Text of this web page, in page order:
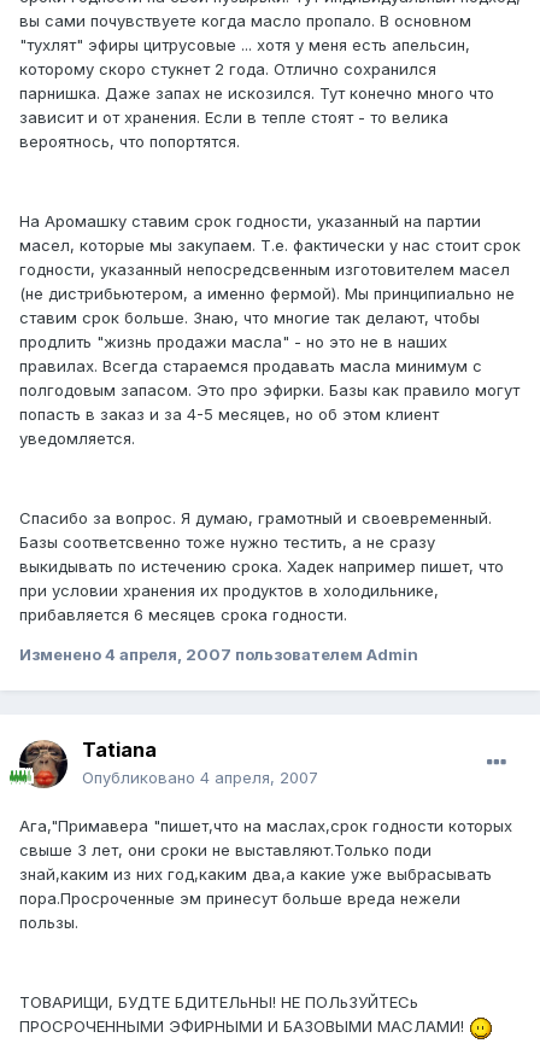
вы сами почувствуете когда масло пропало. В основном
"тухлят" эфиры цитрусовые ... хотя у меня есть апельсин,
которому скоро стукнет 2 года. Отлично сохранился
парнишка. Даже запах не искозился. Тут конечно много что
зависит и от хранения. Если в тепле стоят - то велика
вероятнось, что попортятся.
На Аромашку ставим срок годности, указанный на партии
масел, которые мы закупаем. Т.е. фактически у нас стоит срок
годности, указанный непосредсвенным изготовителем масел
(не дистрибьютером, а именно фермой). Мы принципиально не
ставим срок больше. Знаю, что многие так делают, чтобы
продлить "жизнь продажи масла" - но это не в наших
правилах. Всегда стараемся продавать масла минимум с
полгодовым запасом. Это про эфирки. Базы как правило могут
попасть в заказ и за 4-5 месяцев, но об этом клиент
уведомляется.
Спасибо за вопрос. Я думаю, грамотный и своевременный.
Базы соответсвенно тоже нужно тестить, а не сразу
выкидывать по истечению срока. Хадек например пишет, что
при условии хранения их продуктов в холодильнике,
прибавляется 6 месяцев срока годности.
Изменено4 апреля, 2007 пользователем Admin
Tatiana
Опубликовано 4 апреля, 2007
Ага,"Примавера "пишет,что на маслах,срок годности которых
свыше 3 лет, они сроки не выставляют.Только поди
знай,каким из них год,каким два,а какие уже выбрасывать
пора.Просроченные эм принесут больше вреда нежели
пользы.
ТОВАРИЩИ, БУДТЕ БДИТЕЛьНЫ! НЕ ПОЛьЗУЙТЕСь
ПРОСРОЧЕННЫМИ ЭФИРНЫМИ И БАЗОВЫМИ МАСЛАМИ!